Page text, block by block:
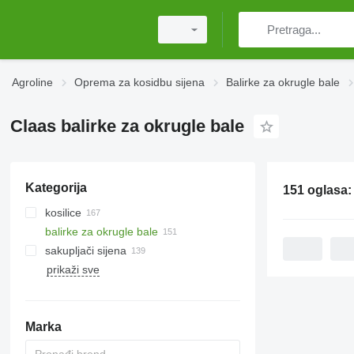
Agroline Oprema za kosidbu sijena Balirke za okrugle bale
Claas balirke za okrugle bale
Kategorija
kosilice
rotacione kosilice
roto-kosačice s gnječilom
samohodne kosilice
balirke za okrugle bale
sakupljači sijena
prikaži sve
Marka
151 oglasa: